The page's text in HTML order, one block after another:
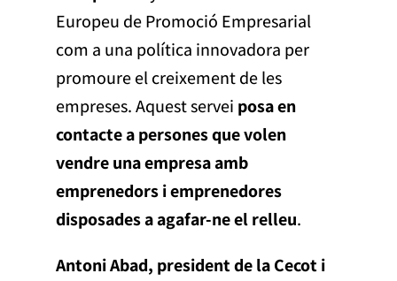
Europeu de Promoció Empresarial
com a una política innovadora per
promoure el creixement de les
empreses. Aquest servei posa en
contacte a persones que volen
vendre una empresa amb
emprenedors i emprenedores
disposades a agafar-ne el relleu.
Antoni Abad, president de la Cecot i